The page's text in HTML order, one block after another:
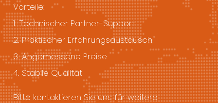
Vorteile:
1. Technischer Partner-Support
2. Praktischer Erfahrungsaustausch
3. Angemessene Preise
4. Stabile Qualität
Bitte kontaktieren Sie uns für weitere